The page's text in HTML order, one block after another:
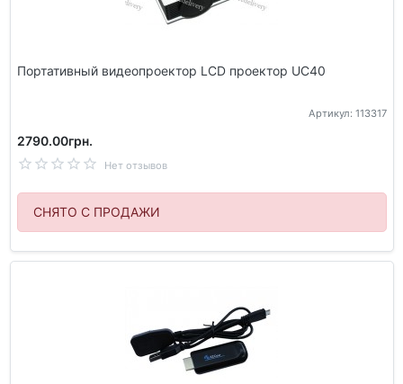
Портативный видеопроектор LCD проектор UC40
Артикул: 113317
2790.00грн.
Нет отзывов
СНЯТО С ПРОДАЖИ